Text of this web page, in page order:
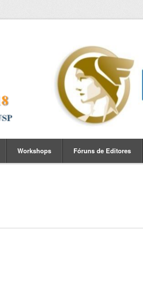
Workshops Fóruns de Editores